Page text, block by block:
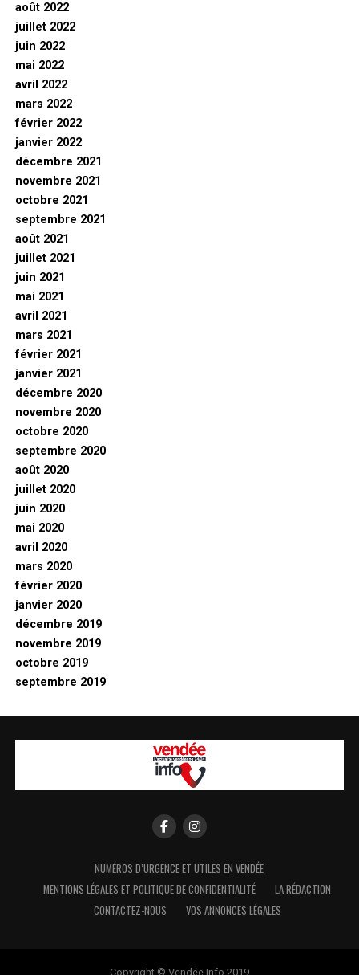
août 2022
juillet 2022
juin 2022
mai 2022
avril 2022
mars 2022
février 2022
janvier 2022
décembre 2021
novembre 2021
octobre 2021
septembre 2021
août 2021
juillet 2021
juin 2021
mai 2021
avril 2021
mars 2021
février 2021
janvier 2021
décembre 2020
novembre 2020
octobre 2020
septembre 2020
août 2020
juillet 2020
juin 2020
mai 2020
avril 2020
mars 2020
février 2020
janvier 2020
décembre 2019
novembre 2019
octobre 2019
septembre 2019
NUMÉROS D’URGENCE ET UTILES EN VENDÉE
MENTIONS LÉGALES ET POLITIQUE DE CONFIDENTIALITÉ
LA RÉDACTION
CONTACTEZ-NOUS
VOS ANNONCES LÉGALES
Copyright © Vendée Info 2019